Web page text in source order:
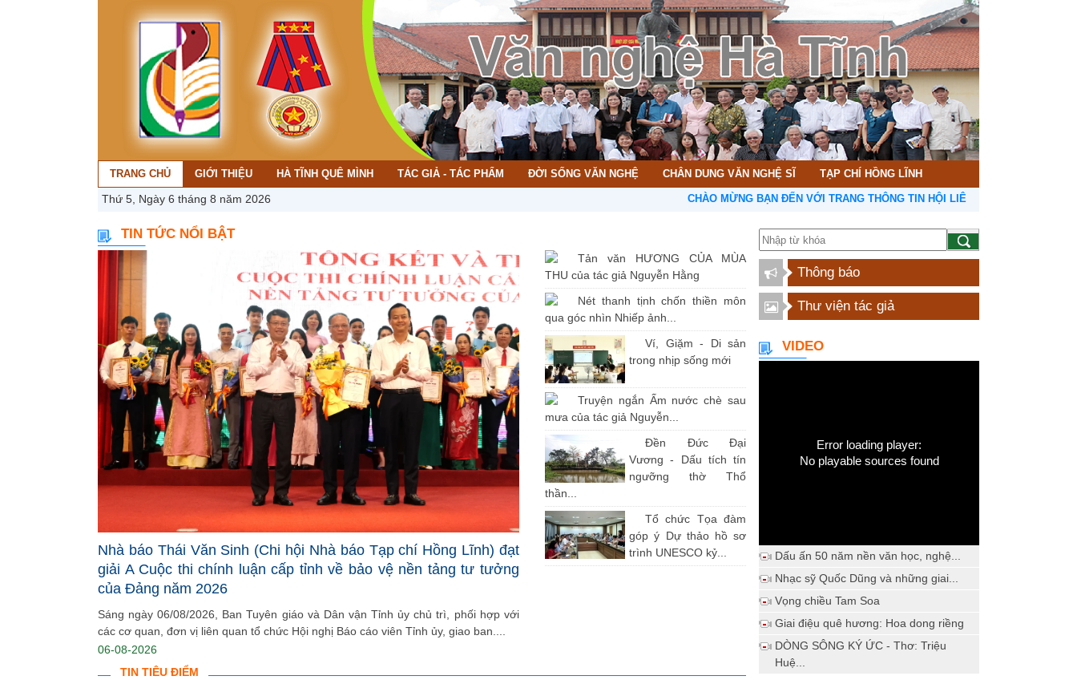
TRANG CHỦ GIỚI THIỆU HÀ TĨNH QUÊ MÌNH TÁC GIẢ - TÁC PHẨM ĐỜI SỐNG VĂN NGHỆ CHÂN DUNG VĂN NGHỆ SĨ TẠP CHÍ HỒNG LĨNH
Thứ 5, Ngày 6 tháng 8 năm 2026 CHÀO MỪNG BẠN ĐẾN VỚI TRANG THÔNG TIN HỘI LIÊN HIỆP VĂN HỌC NGHỆ
TIN TỨC NỔI BẬT
Nhà báo Thái Văn Sinh (Chi hội Nhà báo Tạp chí Hồng Lĩnh) đạt
giải A Cuộc thi chính luận cấp tỉnh về bảo vệ nền tảng tư tưởng
của Đảng năm 2026
Sáng ngày 06/08/2026, Ban Tuyên giáo và Dân vận Tỉnh ủy chủ trì, phối hợp với
các cơ quan, đơn vị liên quan tổ chức Hội nghị Báo cáo viên Tỉnh ủy, giao ban....
06-08-2026
Tản văn HƯƠNG CỦA MÙA
THU của tác giả Nguyễn Hằng
Nét thanh tịnh chốn thiền môn
qua góc nhìn Nhiếp ảnh...
Ví, Giặm - Di sản
trong nhịp sống mới
Truyện ngắn Ấm nước chè sau
mưa của tác giả Nguyễn...
Đền Đức Đại
Vương - Dấu tích tín
ngưỡng thờ Thổ
thần...
Tổ chức Tọa đàm
góp ý Dự thảo hồ sơ
trình UNESCO kỷ...
TIN TIÊU ĐIỂM
Thông báo
Thư viện tác giả
VIDEO
Error loading player:
No playable sources found
Dấu ấn 50 năm nền văn học, nghệ...
Nhạc sỹ Quốc Dũng và những giai...
Vọng chiều Tam Soa
Giai điệu quê hương: Hoa dong riềng
DÒNG SÔNG KÝ ỨC - Thơ: Triệu
Huệ...